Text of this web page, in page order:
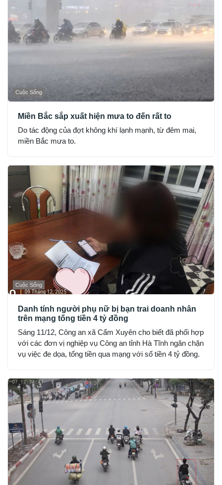
Cuộc Sống
Miền Bắc sắp xuất hiện mưa to đến rất to
Do tác động của đợt không khí lạnh mạnh, từ đêm mai,
miền Bắc mưa to.
Cuộc Sống
Danh tính người phụ nữ bị bạn trai doanh nhân
trên mạng tống tiền 4 tỷ đồng
Sáng 11/12, Công an xã Cẩm Xuyên cho biết đã phối hợp
với các đơn vị nghiệp vụ Công an tỉnh Hà Tĩnh ngăn chặn
vụ việc đe dọa, tống tiền qua mạng với số tiền 4 tỷ đồng.